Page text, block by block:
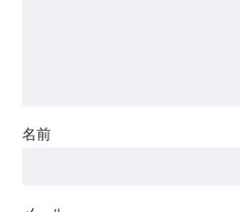
名前